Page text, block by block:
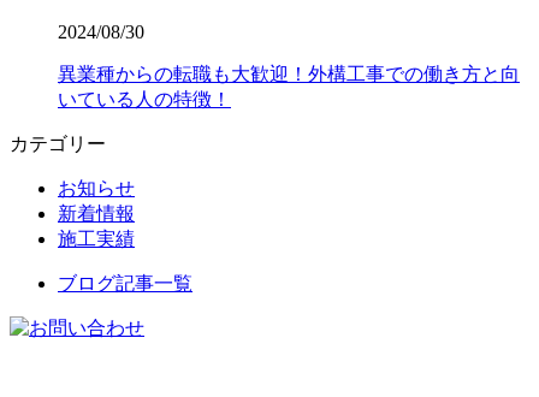
2024/08/30
異業種からの転職も大歓迎！外構工事での働き方と向
いている人の特徴！
カテゴリー
お知らせ
新着情報
施工実績
ブログ記事一覧